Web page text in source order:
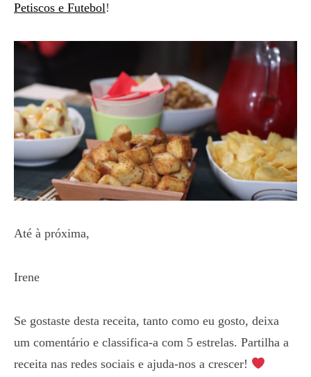
Petiscos e Futebol!
Até à próxima,
Irene
Se gostaste desta receita, tanto como eu gosto, deixa
um comentário e classifica-a com 5 estrelas. Partilha a
receita nas redes sociais e ajuda-nos a crescer!